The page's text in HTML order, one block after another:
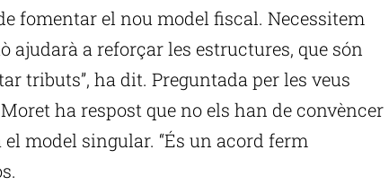
fomentar el nou model fiscal. Necessitem
ajudarà a reforçar les estructures, que són
tributs”, ha dit. Preguntada per les veus
ha respost que no els han de convèncer
model singular. “És un acord ferm